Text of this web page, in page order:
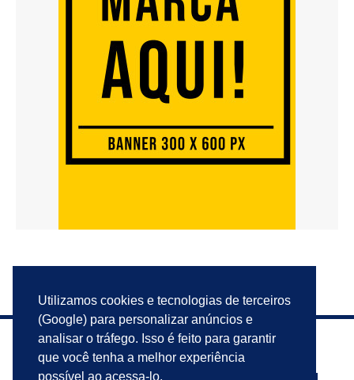
Utilizamos cookies e tecnologias de terceiros
(Google) para personalizar anúncios e
analisar o tráfego. Isso é feito para garantir
que você tenha a melhor experiência
possível ao acessa-lo.